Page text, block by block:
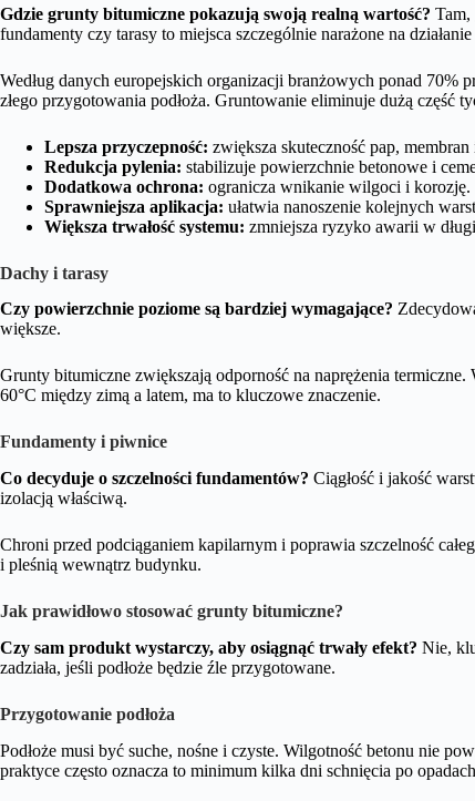
Gdzie grunty bitumiczne pokazują swoją realną wartość? Tam,
fundamenty czy tarasy to miejsca szczególnie narażone na
Według danych europejskich organizacji branżowych ponad
złego przygotowania podłoża. Gruntowanie eliminuje dużą część
Lepsza przyczepność: zwiększa skuteczność pap, membran
Redukcja pylenia: stabilizuje powierzchnie betonowe i
Dodatkowa ochrona: ogranicza wnikanie wilgoci i korozję.
Sprawniejsza aplikacja: ułatwia nanoszenie kolejnych
Większa trwałość systemu: zmniejsza ryzyko awarii w
Dachy i tarasy
Czy powierzchnie poziome są bardziej wymagające?
większe.
Grunty bitumiczne zwiększają odporność na naprężenia
60°C między zimą a latem, ma to kluczowe znaczenie.
Fundamenty i piwnice
Co decyduje o szczelności fundamentów? Ciągłość i jakość
izolacją właściwą.
Chroni przed podciąganiem kapilarnym i poprawia szczelność
i pleśnią wewnątrz budynku.
Jak prawidłowo stosować grunty bitumiczne?
Czy sam produkt wystarczy, aby osiągnąć trwały efekt? Nie,
zadziała, jeśli podłoże będzie źle przygotowane.
Przygotowanie podłoża
Podłoże musi być suche, nośne i czyste. Wilgotność betonu nie
praktyce często oznacza to minimum kilka dni schnięcia po